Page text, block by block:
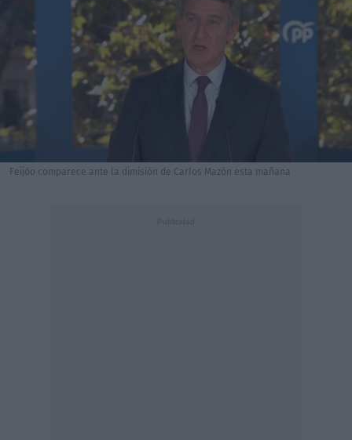
Feijóo comparece ante la dimisión de Carlos Mazón esta mañana